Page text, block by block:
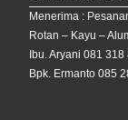
Menerima :
Rotan – Kayu –
Ibu. Aryani 081
Bpk. Ermanto 085